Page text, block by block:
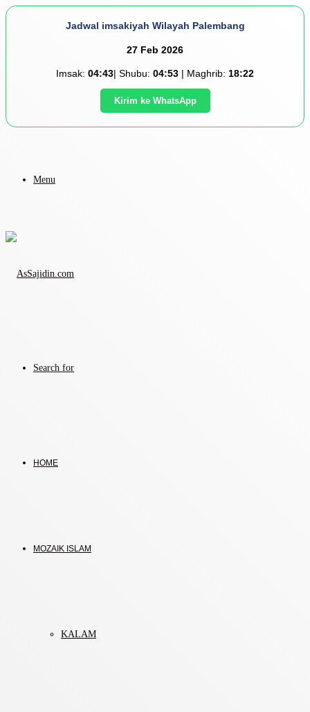
Jadwal imsakiyah Wilayah Palembang
27 Feb 2026
Imsak: 04:43| Shubu: 04:53 | Maghrib: 18:22
Kirim ke WhatsApp
Menu
Search for
HOME
MOZAIK ISLAM
KALAM